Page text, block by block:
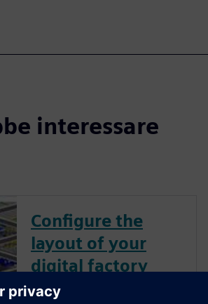
interessare
Configure the
layout of your
digital factory
Design assembly lines,